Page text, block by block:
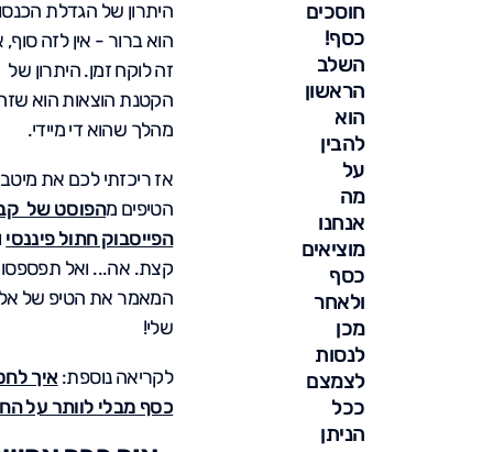
חוסכים
כסף!
השלב
הראשון
הוא
להבין
על
מה
אנחנו
מוציאים
כסף
ולאחר
מכן
לנסות
לצמצם
ככל
הניתן
היתרון של הגדלת
הוא ברור - אין לזה
זה לוקח זמן. היתרון של
הקטנת הוצאות הוא
מהלך שהוא די מיידי.
אז ריכזתי לכם את מיטב
הטיפים מהפוסט של
הפייסבוק חתול פיננסי
קצת. אה... ואל תפספסו
המאמר את הטיפ של
שלי!
לקריאה נוספת: איך
כסף מבלי לוותר על